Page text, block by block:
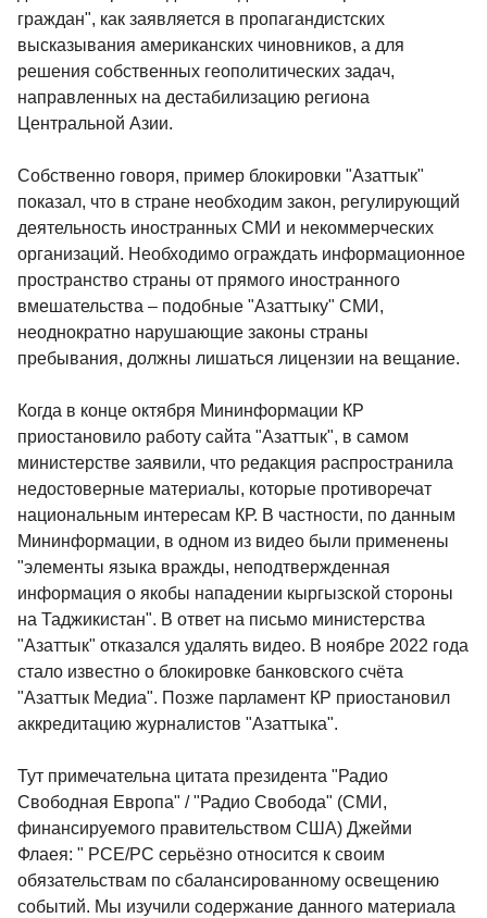
граждан", как заявляется в пропагандистских
высказывания американских чиновников, а для
решения собственных геополитических задач,
направленных на дестабилизацию региона
Центральной Азии.
Собственно говоря, пример блокировки "Азаттык"
показал, что в стране необходим закон, регулирующий
деятельность иностранных СМИ и некоммерческих
организаций. Необходимо ограждать информационное
пространство страны от прямого иностранного
вмешательства – подобные "Азаттыку" СМИ,
неоднократно нарушающие законы страны
пребывания, должны лишаться лицензии на вещание.
Когда в конце октября Мининформации КР
приостановило работу сайта "Азаттык", в самом
министерстве заявили, что редакция распространила
недостоверные материалы, которые противоречат
национальным интересам КР. В частности, по данным
Мининформации, в одном из видео были применены
"элементы языка вражды, неподтвержденная
информация о якобы нападении кыргызской стороны
на Таджикистан". В ответ на письмо министерства
"Азаттык" отказался удалять видео. В ноябре 2022 года
стало известно о блокировке банковского счёта
"Азаттык Медиа". Позже парламент КР приостановил
аккредитацию журналистов "Азаттыка".
Тут примечательна цитата президента "Радио
Свободная Европа" / "Радио Свобода" (СМИ,
финансируемого правительством США) Джейми
Флаея: " РСЕ/РС серьёзно относится к своим
обязательствам по сбалансированному освещению
событий. Мы изучили содержание данного материала